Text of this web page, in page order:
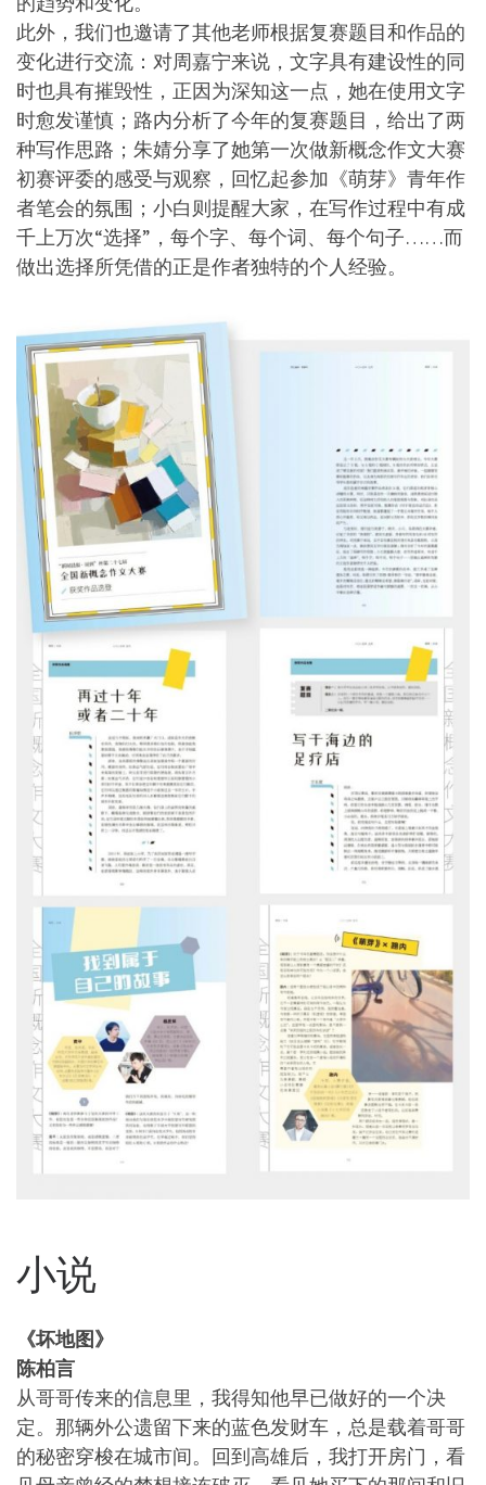
此外，我们也邀请了其他老师根据复赛题目和作品的
变化进行交流：对周嘉宁来说，文字具有建设性的同
时也具有摧毁性，正因为深知这一点，她在使用文字
时愈发谨慎；路内分析了今年的复赛题目，给出了两
种写作思路；朱婧分享了她第一次做新概念作文大赛
初赛评委的感受与观察，回忆起参加《萌芽》青年作
者笔会的氛围；小白则提醒大家，在写作过程中有成
千上万次“选择”，每个字、每个词、每个句子……而
做出选择所凭借的正是作者独特的个人经验。
小说
《坏地图》
陈柏言
从哥哥传来的信息里，我得知他早已做好的一个决
定。那辆外公遗留下来的蓝色发财车，总是载着哥哥
的秘密穿梭在城市间。回到高雄后，我打开房门，看